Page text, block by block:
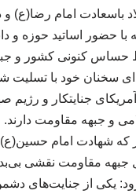
باسعادت امام رضا(ع)
با حضور اساتید حوزه و
حساس کنونی کشور و
سخنان خود با تسلیت
جنایتکار و رژیم
و جبهه مقاومت دارند.
شهادت امام حسین(ع)
مقاومت نقشی
یکی از جنایت‌های